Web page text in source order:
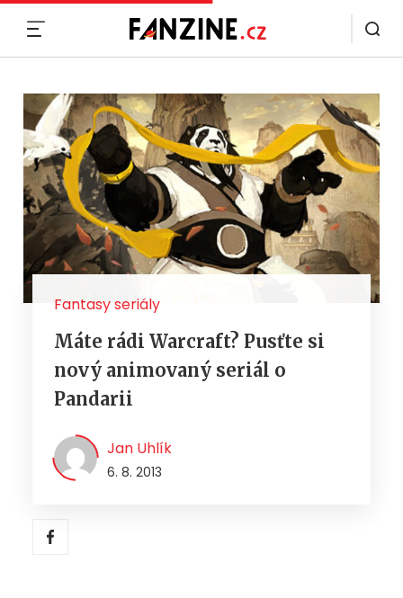
Fantasy seriály
Máte rádi Warcraft? Pusťte si
nový animovaný seriál o
Pandarii
Jan Uhlík
6. 8. 2013